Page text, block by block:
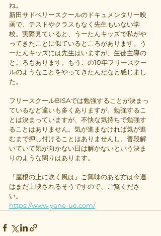
ね。
新田サドベリースクールのドキュメンタリー映
画で、テストやクラスもなく先生もいない学
校。実際見ていると、うーたんキッズで私がや
ってきたことに似ているところがあります。う
ーたんキッズには先生はいますが、生徒主導の
ところもあります。もうこの10年フリースクー
ルのようなことをやってきたんだなと感じまし
た。
フリースクールBISAでは勉強することが決まっ
ているなど違いも多くありますが。勉強するこ
とは決まっていますが、不快な気持ちで勉強す
ることはありません。気が進まなければ気が進
むまで押し付けることはありませんし、普段解
いていて気が向かない日は解かないという決ま
りのような関りはあります。
『屋根の上に吹く風は』ご興味のある方は今週
はまだ上映されるそうですので、ご覧くださ
い。
https://www.yane-ue.com/